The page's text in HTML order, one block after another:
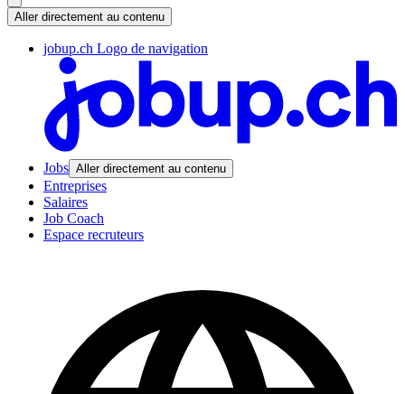
Aller directement au contenu
jobup.ch Logo de navigation
Jobs Aller directement au contenu
Entreprises
Salaires
Job Coach
Espace recruteurs